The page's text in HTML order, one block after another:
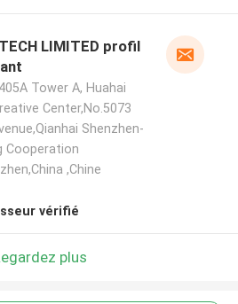
LIMITED profil
Tower A, Huahai
Center,No.5073
Shenzhen-
Cooperation
,Chine
vérifié
plus